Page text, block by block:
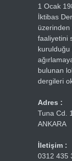
1 Ocak
İktibas
üzerinden
faaliyetini
kurulduğu
bulunan
dergileri
Adres :
Tuna Cd.
ANKARA
İletişim :
0312 435